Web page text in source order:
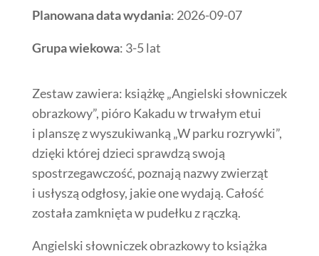
Planowana data wydania: 2026-09-07
Grupa wiekowa: 3-5 lat
Zestaw zawiera: książkę „Angielski słowniczek
obrazkowy”, pióro Kakadu w trwałym etui
i planszę z wyszukiwanką „W parku rozrywki”,
dzięki której dzieci sprawdzą swoją
spostrzegawczość, poznają nazwy zwierząt
i usłyszą odgłosy, jakie one wydają. Całość
została zamknięta w pudełku z rączką.
Angielski słowniczek obrazkowy to książka